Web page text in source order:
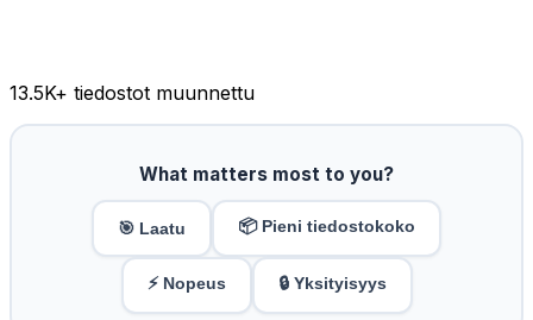
13.5K+ tiedostot muunnettu
What matters most to you?
🎯 Laatu 📦 Pieni tiedostokoko
⚡ Nopeus 🔒 Yksityisyys